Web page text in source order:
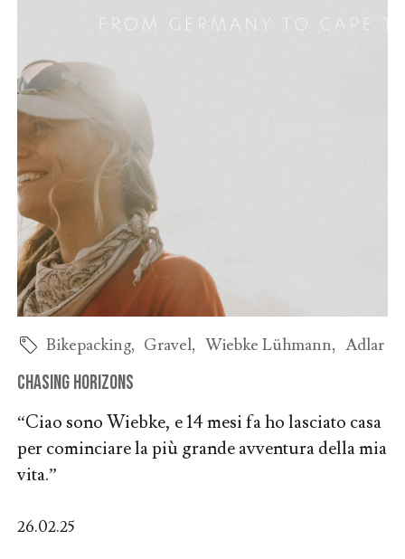
Bikepacking, Gravel, Wiebke Lühmann, Adlar
Chasing Horizons
“Ciao sono Wiebke, e 14 mesi fa ho lasciato casa
per cominciare la più grande avventura della mia
vita.”
26.02.25